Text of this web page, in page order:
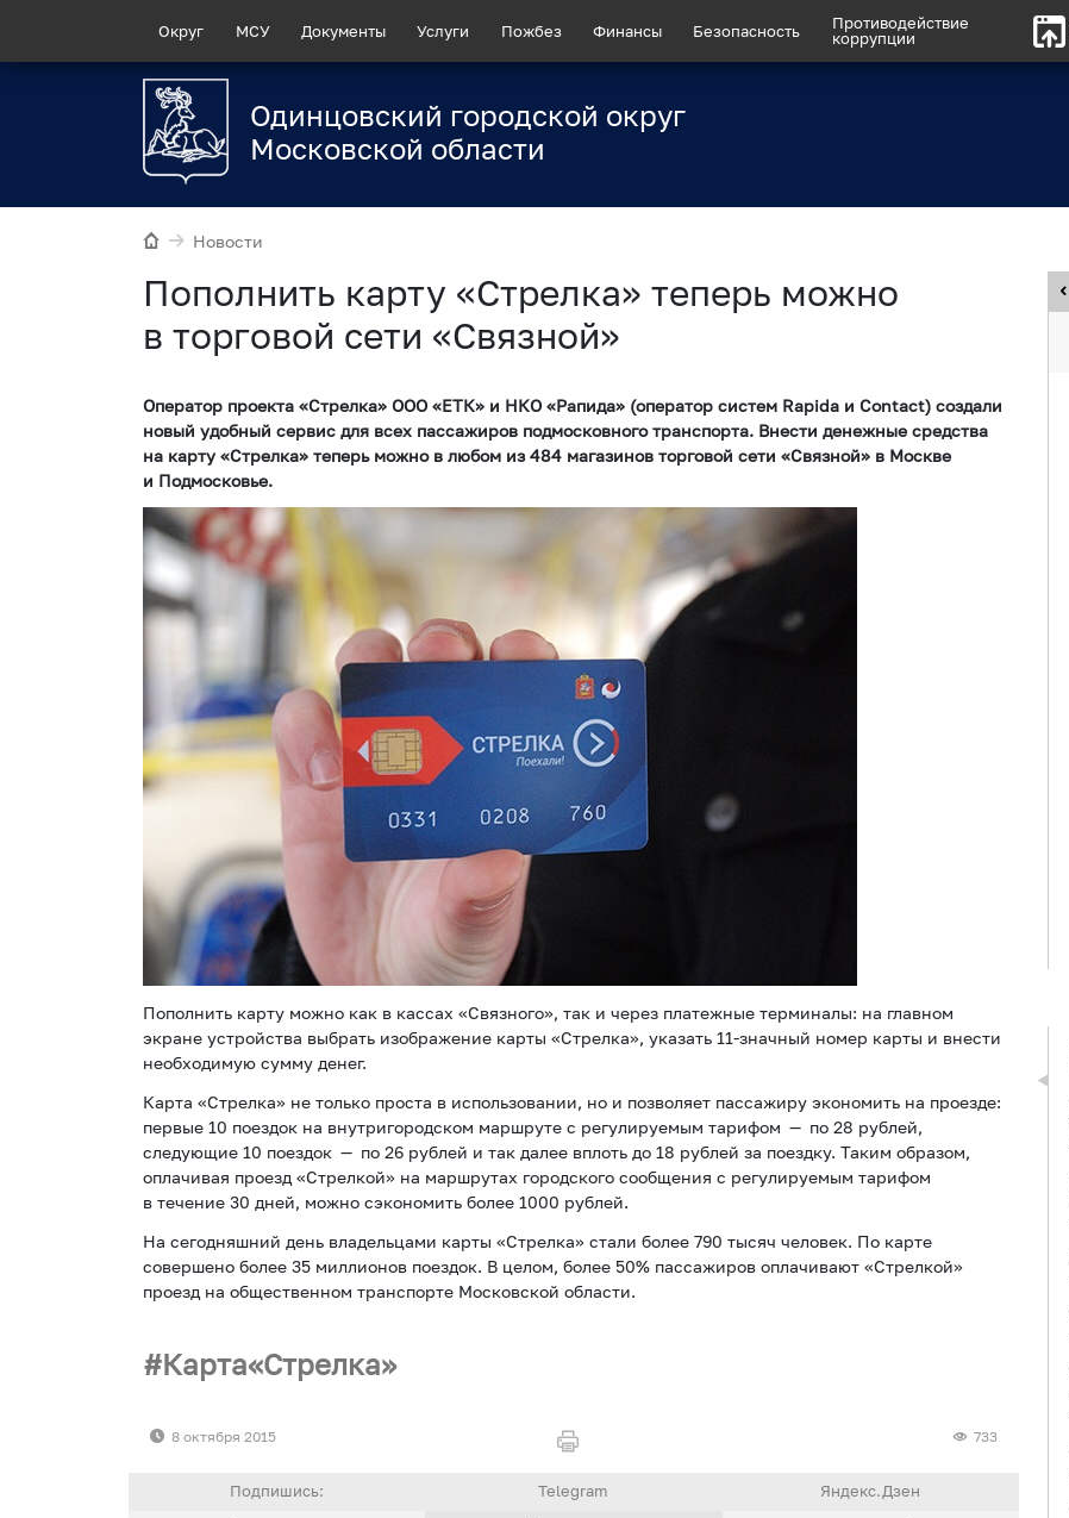
Округ МСУ Документы Услуги Пожбез Финансы Безопасность
Противодействие
коррупции
Одинцовский городской округ
Московской области
Новости
Пополнить карту «Стрелка» теперь можно
в торговой сети «Связной»
Оператор проекта «Стрелка» ООО «ЕТК» и НКО «Рапида» (оператор систем Rapida и Contact) создали
новый удобный сервис для всех пассажиров подмосковного транспорта. Внести денежные средства
на карту «Стрелка» теперь можно в любом из 484 магазинов торговой сети «Связной» в Москве
и Подмосковье.
Пополнить карту можно как в кассах «Связного», так и через платежные терминалы: на главном
экране устройства выбрать изображение карты «Стрелка», указать 11-значный номер карты и внести
необходимую сумму денег.
Карта «Стрелка» не только проста в использовании, но и позволяет пассажиру экономить на проезде:
первые 10 поездок на внутригородском маршруте с регулируемым тарифом — по 28 рублей,
следующие 10 поездок — по 26 рублей и так далее вплоть до 18 рублей за поездку. Таким образом,
оплачивая проезд «Стрелкой» на маршрутах городского сообщения с регулируемым тарифом
в течение 30 дней, можно сэкономить более 1000 рублей.
На сегодняшний день владельцами карты «Стрелка» стали более 790 тысяч человек. По карте
совершено более 35 миллионов поездок. В целом, более 50% пассажиров оплачивают «Стрелкой»
проезд на общественном транспорте Московской области.
Карта«Стрелка»
8 октября 2015 733